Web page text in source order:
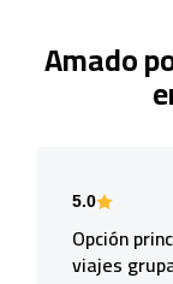
Amado
5.0
Opción
viajes